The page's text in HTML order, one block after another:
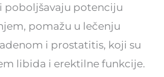
poboljšavaju potenciju
pomažu u lečenju
i prostatitis, koji su
libida i erektilne funkcije.